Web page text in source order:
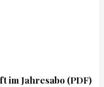
im Jahresabo (PDF)